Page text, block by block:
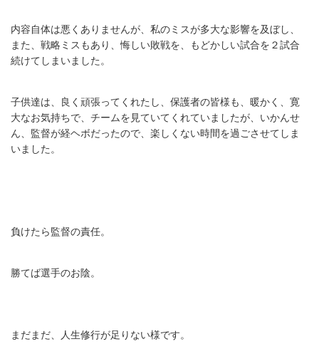
内容自体は悪くありませんが、私のミスが多大な影響を及ぼし、
また、戦略ミスもあり、悔しい敗戦を、もどかしい試合を２試合
続けてしまいました。
子供達は、良く頑張ってくれたし、保護者の皆様も、暖かく、寛
大なお気持ちで、チームを見ていてくれていましたが、いかんせ
ん、監督が経ヘボだったので、楽しくない時間を過ごさせてしま
いました。
負けたら監督の責任。
勝てば選手のお陰。
まだまだ、人生修行が足りない様です。